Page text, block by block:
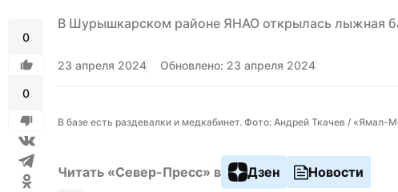
0
0
В Шурышкарском районе ЯНАО открылась лыжная
23 апреля 2024 Обновлено: 23 апреля 2024
В базе есть раздевалки и медкабинет. Фото: Андрей Ткачев / «Ямал-
Читать «Север-Пресс» в Дзен Новости